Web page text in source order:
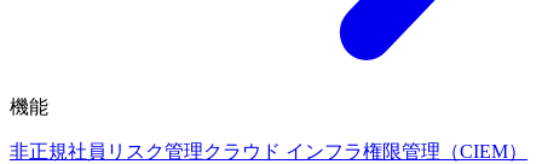
機能
非正規社員リスク管理クラウド インフラ権限管理（CIEM）